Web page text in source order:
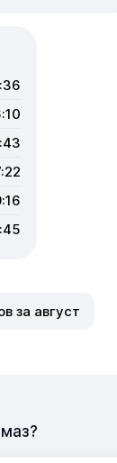
за август